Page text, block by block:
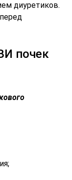
диуретиков.
почек